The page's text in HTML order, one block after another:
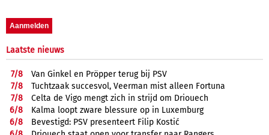
Laatste nieuws
7/8
Van Ginkel en Pröpper terug bij PSV
7/8
Tuchtzaak succesvol, Veerman mist alleen Fortuna
7/8
Celta de Vigo mengt zich in strijd om Driouech
6/8
Kalma loopt zware blessure op in Luxemburg
6/8
Bevestigd: PSV presenteert Filip Kostić